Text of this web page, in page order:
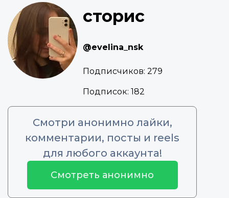
сторис
@evelina_nsk
Подписчиков: 279
Подписок: 182
Смотри анонимно лайки,
комментарии, посты и reels
для любого аккаунта!
Смотреть анонимно